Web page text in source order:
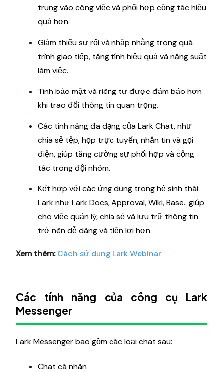
trung vào công việc và phối hợp cộng tác hiệu
quả hơn.
Giảm thiểu sự rối và nhập nhằng trong quá
trình giao tiếp, tăng tính hiệu quả và năng suất
làm việc.
Tính bảo mật và riêng tư được đảm bảo hơn
khi trao đổi thông tin quan trọng.
Các tính năng đa dạng của Lark Chat, như
chia sẻ tệp, họp trực tuyến, nhắn tin và gọi
điện, giúp tăng cường sự phối hợp và cộng
tác trong đội nhóm.
Kết hợp với các ứng dụng trong hệ sinh thái
Lark như Lark Docs, Approval, Wiki, Base.. giúp
cho việc quản lý, chia sẻ và lưu trữ thông tin
trở nên dễ dàng và tiện lợi hơn.
Xem thêm: Cách sử dụng Lark Webinar
Các tính năng của công cụ Lark
Messenger
Lark Messenger bao gồm các loại chat sau:
Chat cá nhân